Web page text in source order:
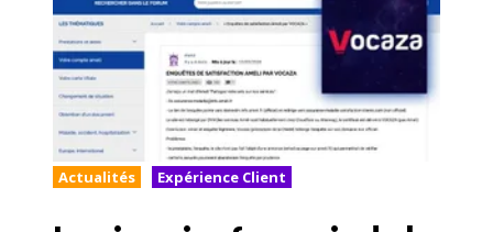
Actualités Expérience Client